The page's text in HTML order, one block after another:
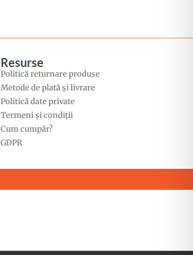
Resurse
Politică returnare produse
Metode de plată și livrare
Politică date private
Termeni și condiții
Cum cumpăr?
GDPR